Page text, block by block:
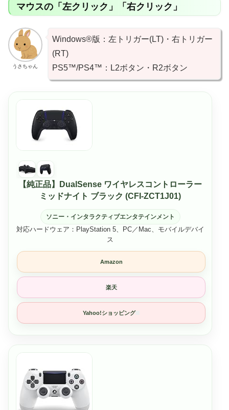
マウスの「左クリック」「右クリック」
うさちゃん
Windows®版：左トリガー(LT)・右トリガー
(RT)
PS5™/PS4™：L2ボタン・R2ボタン
【純正品】DualSense ワイヤレスコントローラー
ミッドナイト ブラック (CFI-ZCT1J01)
ソニー・インタラクティブエンタテインメント
対応ハードウェア：PlayStation 5、PC／Mac、モバイルデバイ
ス
Amazon
楽天
Yahoo!ショッピング